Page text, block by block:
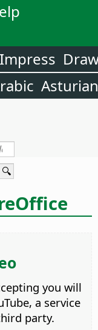
Impress
Asturian
you will
a service
party.